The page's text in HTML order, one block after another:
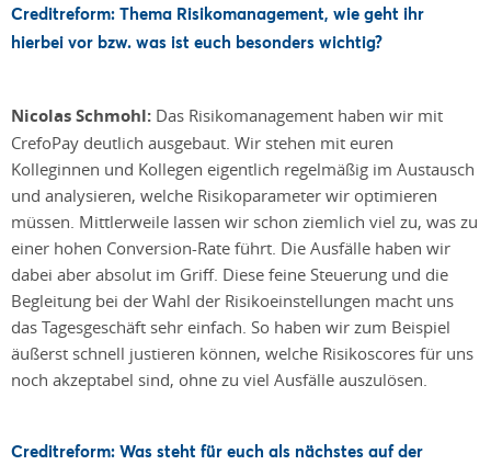
Creditreform: Thema Risikomanagement, wie geht ihr
hierbei vor bzw. was ist euch besonders wichtig?
Nicolas Schmohl: Das Risikomanagement haben wir mit
CrefoPay deutlich ausgebaut. Wir stehen mit euren
Kolleginnen und Kollegen eigentlich regelmäßig im Austausch
und analysieren, welche Risikoparameter wir optimieren
müssen. Mittlerweile lassen wir schon ziemlich viel zu, was zu
einer hohen Conversion-Rate führt. Die Ausfälle haben wir
dabei aber absolut im Griff. Diese feine Steuerung und die
Begleitung bei der Wahl der Risikoeinstellungen macht uns
das Tagesgeschäft sehr einfach. So haben wir zum Beispiel
äußerst schnell justieren können, welche Risikoscores für uns
noch akzeptabel sind, ohne zu viel Ausfälle auszulösen.
Creditreform: Was steht für euch als nächstes auf der